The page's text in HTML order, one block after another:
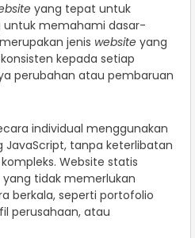
yang tepat untuk
untuk memahami dasar-
jenis website yang
kepada setiap
perubahan atau pembaruan
individual menggunakan
JavaScript, tanpa keterlibatan
Website statis
tidak memerlukan
berkala, seperti portofolio
perusahaan, atau